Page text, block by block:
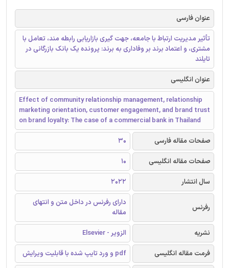
عنوان فارسی
تأثیر مدیریت ارتباط با جامعه، جهت گیری بازاریابی رابطه مند، تعامل با
مشتری، و اعتماد برند بر وفاداری به برند: پرونده یک بانک بازرگانی در
تایلند
عنوان انگلیسی
Effect of community relationship management, relationship
marketing orientation, customer engagement, and brand trust
on brand loyalty: The case of a commercial bank in Thailand
صفحات مقاله فارسی
30
صفحات مقاله انگلیسی
10
سال انتشار
2022
رفرنس
دارای رفرنس در داخل متن و انتهای
مقاله
نشریه
الزویر - Elsevier
فرمت مقاله انگلیسی
pdf و ورد تایپ شده با قابلیت ویرایش